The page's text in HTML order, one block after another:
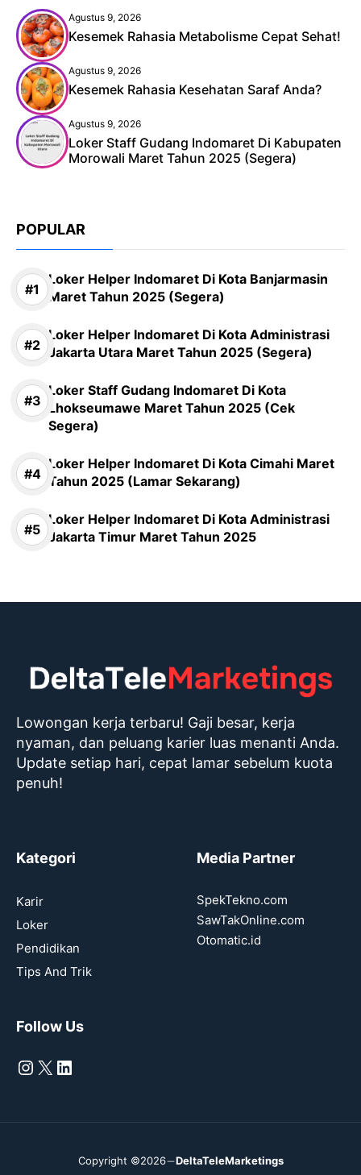
Agustus 9, 2026
Kesemek Rahasia Metabolisme Cepat Sehat!
Agustus 9, 2026
Kesemek Rahasia Kesehatan Saraf Anda?
Agustus 9, 2026
Loker Staff Gudang Indomaret Di Kabupaten
Morowali Maret Tahun 2025 (Segera)
POPULAR
Loker Helper Indomaret Di Kota Banjarmasin
Maret Tahun 2025 (Segera)
Loker Helper Indomaret Di Kota Administrasi
Jakarta Utara Maret Tahun 2025 (Segera)
Loker Staff Gudang Indomaret Di Kota
Lhokseumawe Maret Tahun 2025 (Cek
Segera)
Loker Helper Indomaret Di Kota Cimahi Maret
Tahun 2025 (Lamar Sekarang)
Loker Helper Indomaret Di Kota Administrasi
Jakarta Timur Maret Tahun 2025
Lowongan kerja terbaru! Gaji besar, kerja
nyaman, dan peluang karier luas menanti Anda.
Update setiap hari, cepat lamar sebelum kuota
penuh!
Kategori
Karir
Loker
Pendidikan
Tips And Trik
Media Partner
SpekTekno.com
SawTakOnline.com
Otomatic.id
Follow Us
Instagram
X LinkedIn
Copyright ©2026 DeltaTeleMarketings